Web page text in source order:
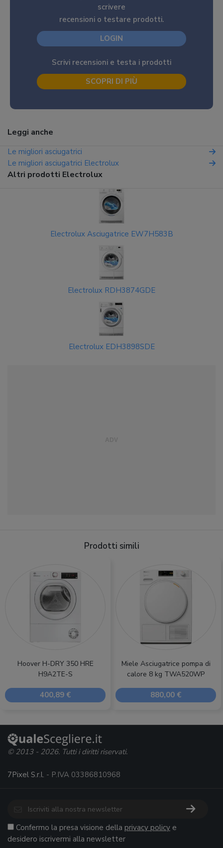
scrivere
recensioni o testare prodotti.
LOGIN
Scrivi recensioni e testa i prodotti
SCOPRI DI PIÙ
Leggi anche
Le migliori asciugatrici
Le migliori asciugatrici Electrolux
Altri prodotti Electrolux
Electrolux Asciugatrice EW7H583B
Electrolux RDH3874GDE
Electrolux EDH3898SDE
Prodotti simili
Hoover H-DRY 350 HRE
H9A2TE-S
400,89 €
Miele Asciugatrice pompa di
calore 8 kg TWA520WP
880,00 €
© 2013 - 2026. Tutti i diritti riservati.
7Pixel S.r.l. - P.IVA 03386810968
Confermo la presa visione della privacy policy e
desidero iscrivermi alla newsletter